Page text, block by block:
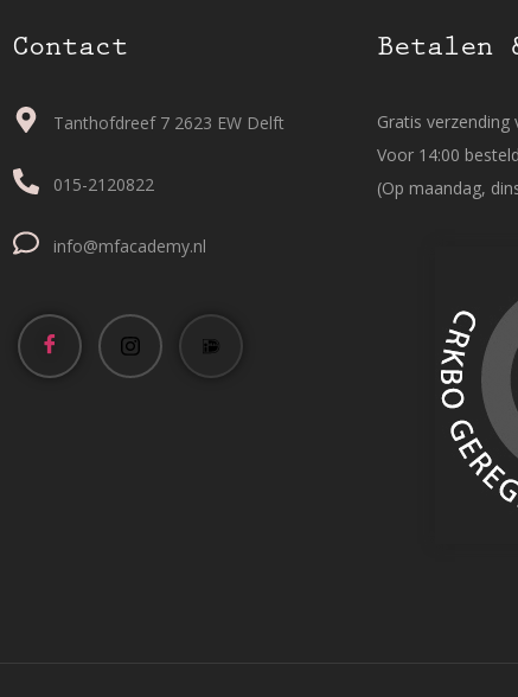
Contact
Tanthofdreef 7 2623 EW Delft
015-2120822
info@mfacademy.nl
Betalen
Gratis verzending
Voor 14:00
(Op maandag,